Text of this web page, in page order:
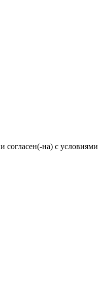
и согласен(-на) с условиями